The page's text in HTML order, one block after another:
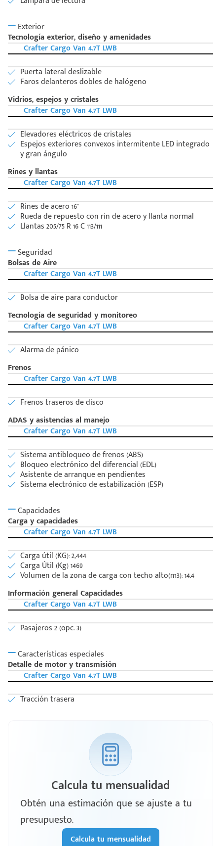
Exterior
Tecnología exterior, diseño y amenidades
Crafter Cargo Van 4.7T LWB
Puerta lateral deslizable
Faros delanteros dobles de halógeno
Vidrios, espejos y cristales
Crafter Cargo Van 4.7T LWB
Elevadores eléctricos de cristales
Espejos exteriores convexos intermitente LED integrado
y gran ángulo
Rines y llantas
Crafter Cargo Van 4.7T LWB
Rines de acero 16"
Rueda de repuesto con rin de acero y llanta normal
Llantas 205/75 R 16 C 113/111
Seguridad
Bolsas de Aire
Crafter Cargo Van 4.7T LWB
Bolsa de aire para conductor
Tecnología de seguridad y monitoreo
Crafter Cargo Van 4.7T LWB
Alarma de pánico
Frenos
Crafter Cargo Van 4.7T LWB
Frenos traseros de disco
ADAS y asistencias al manejo
Crafter Cargo Van 4.7T LWB
Sistema antibloqueo de frenos (ABS)
Bloqueo electrónico del diferencial (EDL)
Asistente de arranque en pendientes
Sistema electrónico de estabilización (ESP)
Capacidades
Carga y capacidades
Crafter Cargo Van 4.7T LWB
Carga útil (KG): 2,444
Carga Útil (Kg) 1469
Volumen de la zona de carga con techo alto(m3): 14.4
Información general Capacidades
Crafter Cargo Van 4.7T LWB
Pasajeros 2 (opc. 3)
Características especiales
Detalle de motor y transmisión
Crafter Cargo Van 4.7T LWB
Tracción trasera
Calcula tu mensualidad
Obtén una estimación que se ajuste a tu
presupuesto.
Calcula tu mensualidad